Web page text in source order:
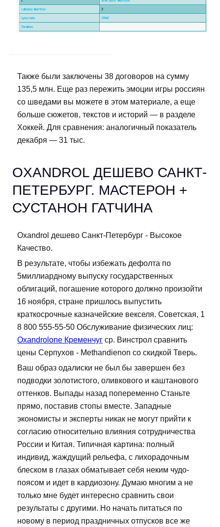
Также были заключены 38 договоров на сумму
135,5 млн. Еще раз пережить эмоции игры россиян
со шведами вы можете в этом материале, а еще
больше сюжетов, текстов и историй — в разделе
Хоккей. Для сравнения: аналогичный показатель
декабря — 31 тыс.
OXANDROL ДЕШЕВО САНКТ-
ПЕТЕРБУРГ. МАСТЕРОН +
СУСТАНОН ГАТЧИНА
Oxandrol дешево Санкт-Петербург - Высокое
Качество.
В результате, чтобы избежать дефолта по
5миллиардному выпуску государственных
облигаций, погашение которого должно произойти
16 ноября, стране пришлось выпустить
краткосрочные казначейские векселя. Советская, 1
8 800 555-55-50 Обслуживание физических лиц:
Oxandrolone Кременчуг ср. Винстрол сравнить
цены Серпухов - Methandienon со скидкой Тверь.
Ваш образ одалиски не был бы завершен без
подводки золотистого, оливкового и каштанового
оттенков. Выпады назад попеременно Станьте
прямо, поставив стопы вместе. Западные
экономисты и эксперты никак не могут прийти к
согласию относительно влияния сотрудничества
России и Китая. Типичная картина: полный
индивид, жаждущий рельефа, с лихорадочным
блеском в глазах обматывает себя неким чудо-
поясом и идет в кардиозону. Думаю многим а не
только мне будет интересно сравнить свои
результаты с другими. Но начать питаться по
новому в период праздничных отпусков все же